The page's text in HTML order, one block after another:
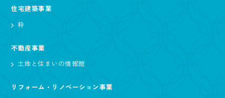
住宅建築事業
粋
不動産事業
土地と住まいの情報館
リフォーム・リノベーション事業